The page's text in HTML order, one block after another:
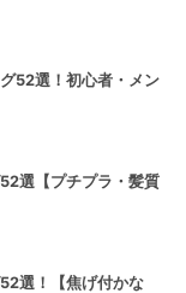
52選！初心者・メン
選【プチプラ・髪質
選！【焦げ付かな